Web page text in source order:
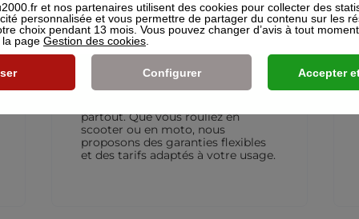
Assurance Deux-roues
partout. Que vous rouliez en
scooter ou en moto, nous
proposons des garanties flexibles
et des tarifs adaptés à votre usage.
et nos partenaires utilisent des cookies pour collecter des
personnalisée et vous permettre de partager du contenu sur les
choix pendant 13 mois. Vous pouvez changer d’avis à tout
la page Gestion des cookies
Configurer Accepter